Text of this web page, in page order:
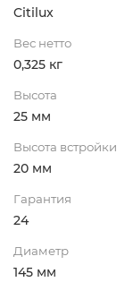
Citilux
Вес нетто
0,325 кг
Высота
25 мм
Высота встройки
20 мм
Гарантия
24
Диаметр
145 мм